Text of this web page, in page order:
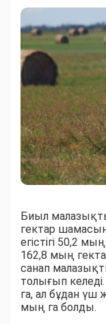
Биыл
гектар
егістігі 50,2
162,8 мың
санап
толығып
га, ал бұдан
мың га болды.